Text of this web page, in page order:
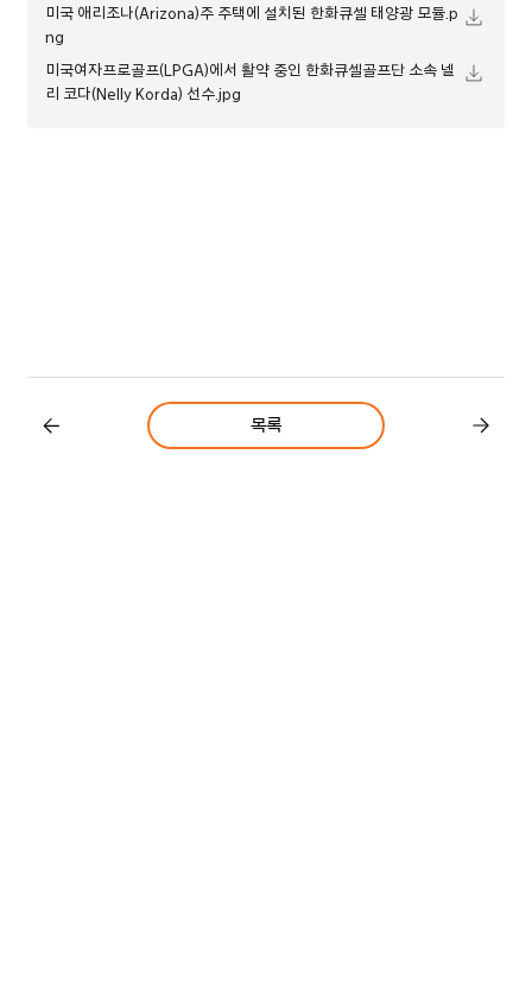
미국 애리조나(Arizona)주 주택에 설치된 한화큐셀 태양광 모듈.p
ng
미국여자프로골프(LPGA)에서 활약 중인 한화큐셀골프단 소속 넬
리 코다(Nelly Korda) 선수.jpg
목록